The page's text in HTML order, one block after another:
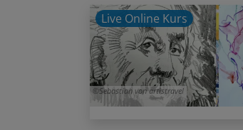
Sebastian von artistravel
Live Online Kurs